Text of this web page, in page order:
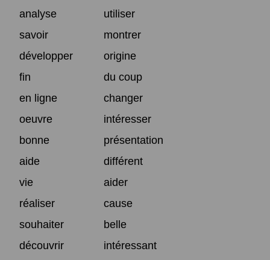
analyse
utiliser
savoir
montrer
développer
origine
fin
du coup
en ligne
changer
oeuvre
intéresser
bonne
présentation
aide
différent
vie
aider
réaliser
cause
souhaiter
belle
découvrir
intéressant